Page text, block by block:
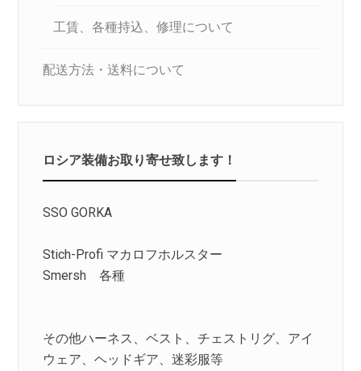
工賃、各種持込、修理について
配送方法・送料について
ロシア装備お取り寄せ致します！
SSO GORKA
Stich-Profi マカロフホルスター
Smersh 各種
その他ハーネス、ベスト、チェストリグ、アイ
ウェア、ヘッドギア、迷彩服等